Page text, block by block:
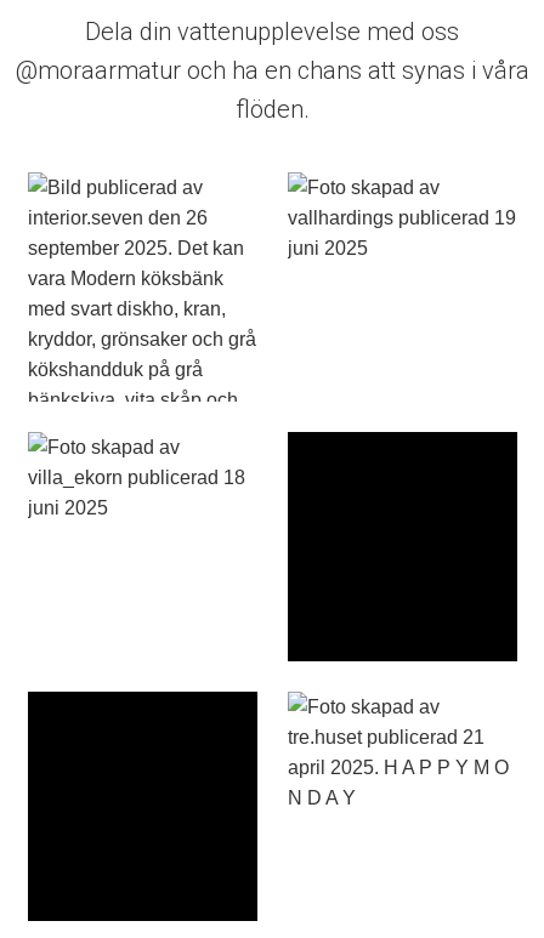
Dela din vattenupplevelse med oss
@moraarmatur och ha en chans att synas i våra
flöden.